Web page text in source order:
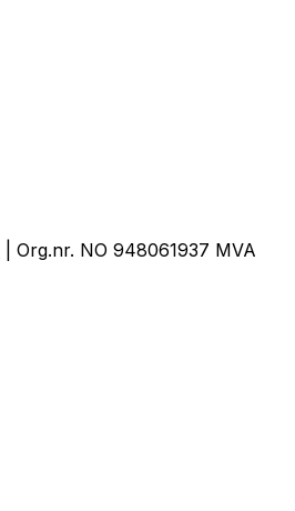
| Org.nr. NO 948061937 MVA